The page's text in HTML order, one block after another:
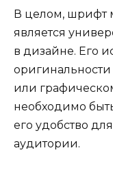
В целом, шрифт
является
в дизайне. Его
или
необходимо
его удобство
аудитории.